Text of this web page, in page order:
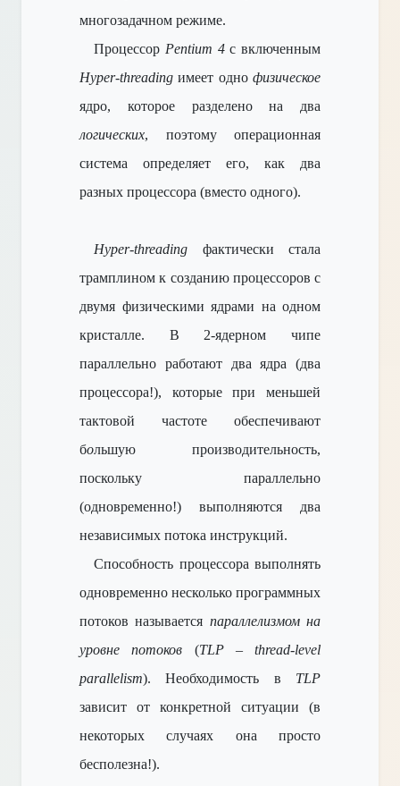
многозадачном режиме.
Процессор Pentium 4с включенным
Hyper-threading имеет одно физическое
ядро, которое разделено на два
логических, поэтому операционная
система определяет его, как два
разных процессора (вместо одного).
Hyper-threading фактически стала
трамплином к созданию процессоров с
двумя физическими ядрами на одном
кристалле. В 2-ядерном чипе
параллельно работают два ядра (два
процессора!), которые при меньшей
тактовой частоте обеспечивают
большую производительность,
поскольку параллельно
(одновременно!) выполняются два
независимых потока инструкций.
Способность процессора выполнять
одновременно несколько программных
потоков называется параллелизмом на
уровне потоков (TLP– thread-level
parallelism). Необходимость в TLP
зависит от конкретной ситуации (в
некоторых случаях она просто
бесполезна!).